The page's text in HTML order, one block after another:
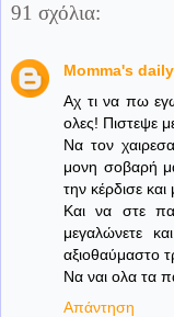
91 σχόλια:
Momma's
Αχ τι να πω
ολες! Πιστεψε
Να τον
μονη σοβαρή
την κέρδισε
Και να στε
μεγαλώνετε
αξιοθαύμαστο
Να ναι ολα τα
Απάντηση